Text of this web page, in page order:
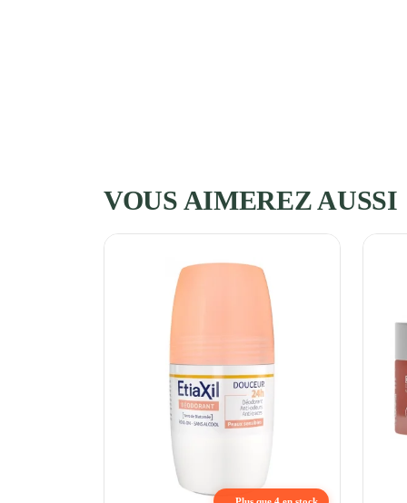
VOUS AIMEREZ AUSSI